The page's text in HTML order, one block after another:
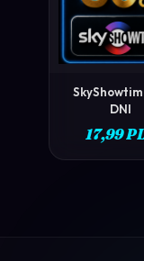
ZOBACZ
DNI
17,99